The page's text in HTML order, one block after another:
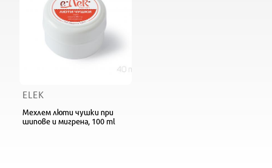
ELEK
Мехлем люти чушки при
шипове и мигрена, 100 ml